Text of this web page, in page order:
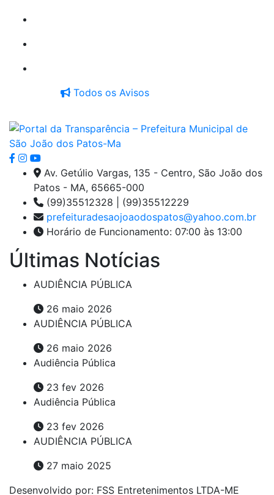
Todos os Avisos
Av. Getúlio Vargas, 135 - Centro, São João dos
Patos - MA, 65665-000
(99)35512328 | (99)35512229
prefeituradesaojoaodospatos@yahoo.com.br
Horário de Funcionamento: 07:00 às 13:00
Últimas Notícias
AUDIÊNCIA PÚBLICA
26 maio 2026
AUDIÊNCIA PÚBLICA
26 maio 2026
Audiência Pública
23 fev 2026
Audiência Pública
23 fev 2026
AUDIÊNCIA PÚBLICA
27 maio 2025
Desenvolvido por: FSS Entretenimentos LTDA-ME